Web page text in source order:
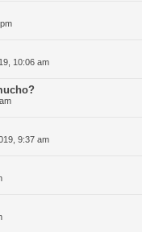
10:06 am
9:37 am